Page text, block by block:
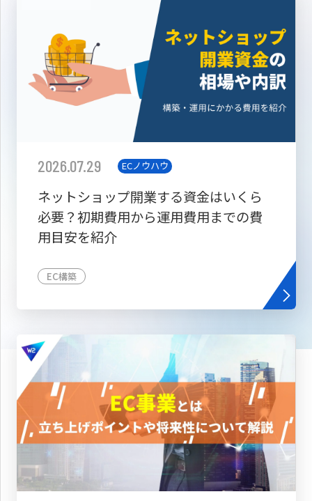
2026.07.29 ECノウハウ
ネットショップ開業する資金はいくら
必要？初期費用から運用費用までの費
用目安を紹介
EC構築